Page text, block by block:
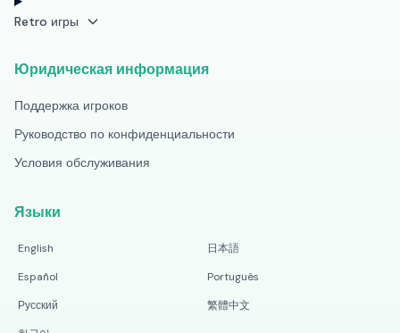
Retro игры
Юридическая информация
Поддержка игроков
Руководство по конфиденциальности
Условия обслуживания
Языки
English
日本語
Español
Português
Русский
繁體中文